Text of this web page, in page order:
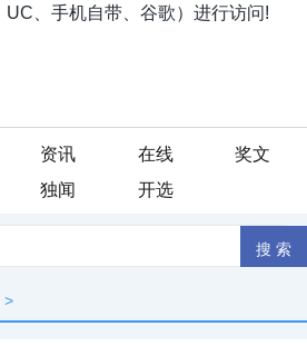
资讯 在线
奖文
独闻 开选
>